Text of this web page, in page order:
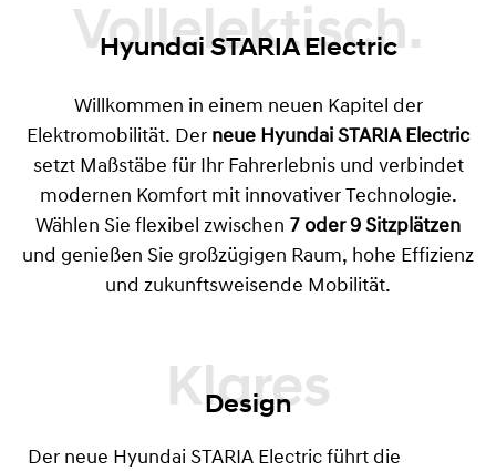
Neu. Vollelektisch.
Hyundai STARIA Electric
Willkommen in einem neuen Kapitel der
Elektromobilität. Der neue Hyundai STARIA Electric
setzt Maßstäbe für Ihr Fahrerlebnis und verbindet
modernen Komfort mit innovativer Technologie.
Wählen Sie flexibel zwischen 7 oder 9 Sitzplätzen
und genießen Sie großzügigen Raum, hohe Effizienz
und zukunftsweisende Mobilität.
Design
Der neue Hyundai STARIA Electric führt die